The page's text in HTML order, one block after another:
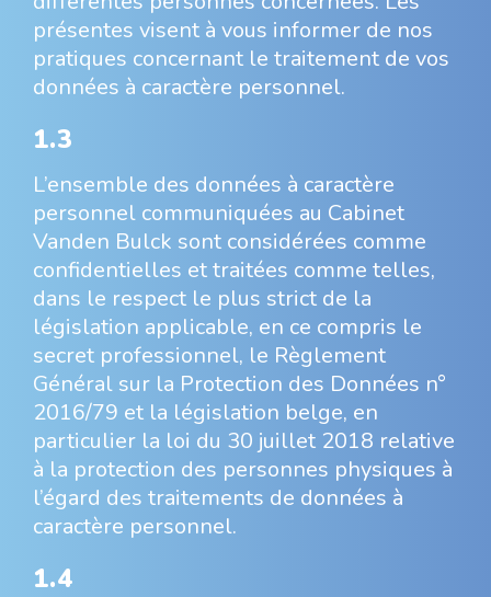
présentes visent à vous informer de nos
pratiques concernant le traitement de vos
données à caractère personnel.
1.3
L’ensemble des données à caractère
personnel communiquées au Cabinet
Vanden Bulck sont considérées comme
confidentielles et traitées comme telles,
dans le respect le plus strict de la
législation applicable, en ce compris le
secret professionnel, le Règlement
Général sur la Protection des Données n°
2016/79 et la législation belge, en
particulier la loi du 30 juillet 2018 relative
à la protection des personnes physiques à
l’égard des traitements de données à
caractère personnel.
1.4